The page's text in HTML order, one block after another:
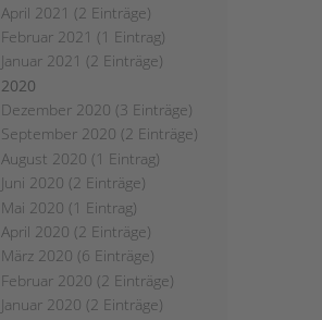
April 2021 (2 Einträge)
Februar 2021 (1 Eintrag)
Januar 2021 (2 Einträge)
2020
Dezember 2020 (3 Einträge)
September 2020 (2 Einträge)
August 2020 (1 Eintrag)
Juni 2020 (2 Einträge)
Mai 2020 (1 Eintrag)
April 2020 (2 Einträge)
März 2020 (6 Einträge)
Februar 2020 (2 Einträge)
Januar 2020 (2 Einträge)